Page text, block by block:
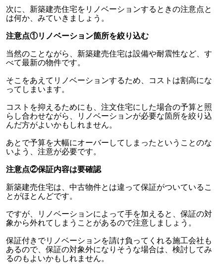
次に、新築建売住宅をリノベーションするときの注意点と
は何か、みていきましょう。
注意点①リノベーション箇所を絞り込む
当然のことながら、新築建売住宅は設備や耐震性など、す
べて最新の物件です。
そこをあえてリノベーションするため、コストは割高にな
ってしまいます。
コストを抑えるためにも、注文住宅にした場合の予算と照
らし合わせながら、リノベーションが必要な箇所を絞り込
んだ方がよいかもしれません。
あとで予算を大幅にオーバーしてしまったということのな
いよう、注意が必要です。
注意点②保証内容は要確認
新築建売住宅は、中古物件とは違って保証がついているこ
とがほとんどです。
ですが、リノベーションによって手を加えると、保証の対
象から外れてしまうことがあるので注意しましょう。
保証付きでリノベーションを請け負ってくれる施工会社も
あるので、保証の対象外になりそうな場合は、検討してみ
るのもよいかもしれません。